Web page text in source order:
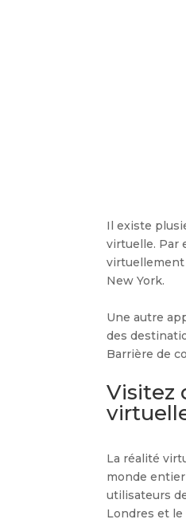
Il existe
virtuelle. Par
virtuellement
New York.
Une autre
des
Barrière de
Visitez
La réalité
monde
utilisateurs
Londres et le